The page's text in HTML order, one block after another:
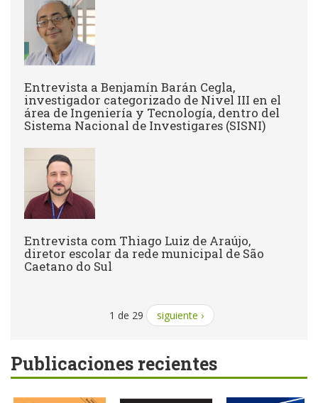
Entrevista a Benjamín Barán Cegla,
investigador categorizado de Nivel III en el
área de Ingeniería y Tecnología, dentro del
Sistema Nacional de Investigares (SISNI)
Entrevista com Thiago Luiz de Araújo,
diretor escolar da rede municipal de São
Caetano do Sul
1 de 29 siguiente ›
Publicaciones recientes